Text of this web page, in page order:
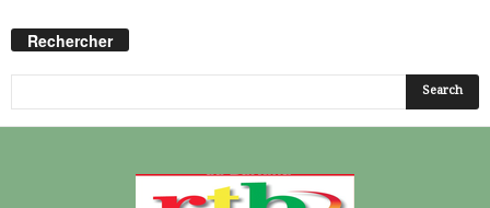
Rechercher